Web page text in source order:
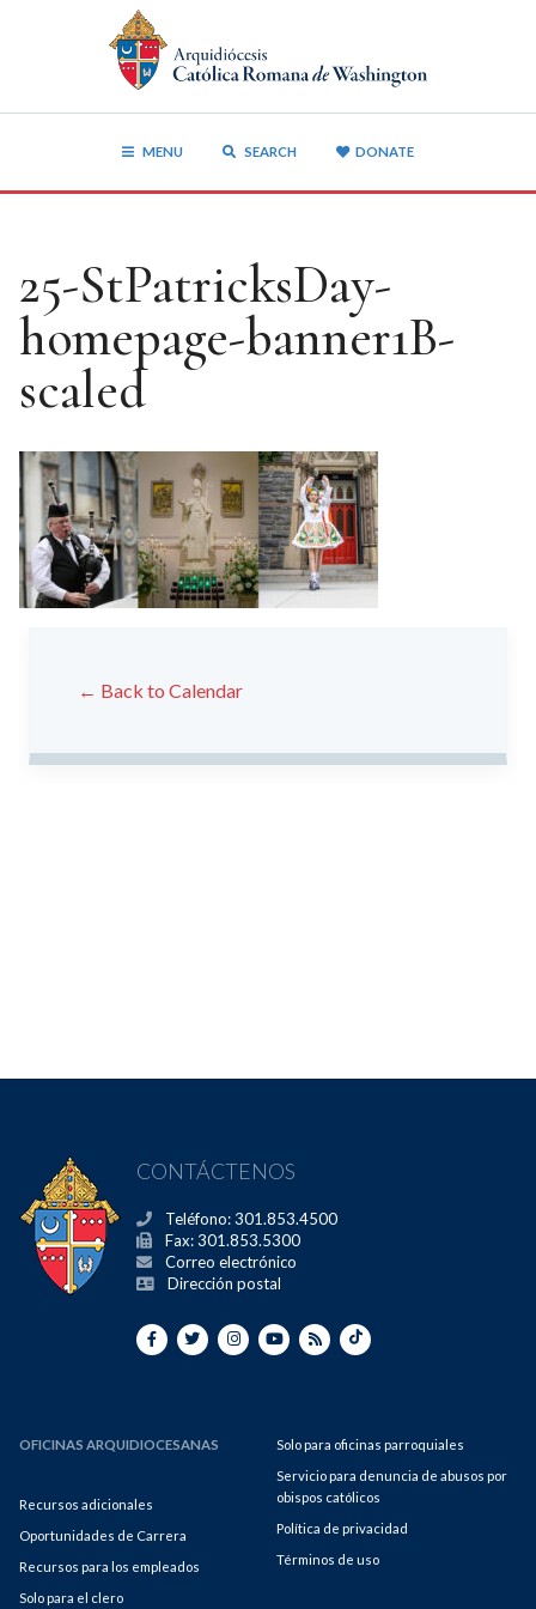
MENU SEARCH DONATE
25-StPatricksDay-
homepage-banner1B-
scaled
← Back to Calendar
CONTÁCTENOS
Teléfono: 301.853.4500
Fax: 301.853.5300
Correo electrónico
Dirección postal
OFICINAS ARQUIDIOCESANAS
Recursos adicionales
Oportunidades de Carrera
Recursos para los empleados
Solo para el clero
Solo para oficinas parroquiales
Servicio para denuncia de abusos por
obispos católicos
Política de privacidad
Términos de uso